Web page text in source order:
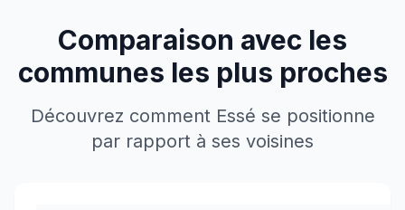
Comparaison avec les
communes les plus proches
Découvrez comment Essé se positionne
par rapport à ses voisines